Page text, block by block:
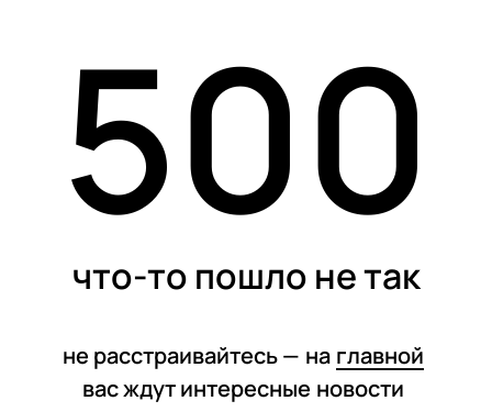
500
что-то пошло не так
не расстраивайтесь — на главной
вас ждут интересные новости